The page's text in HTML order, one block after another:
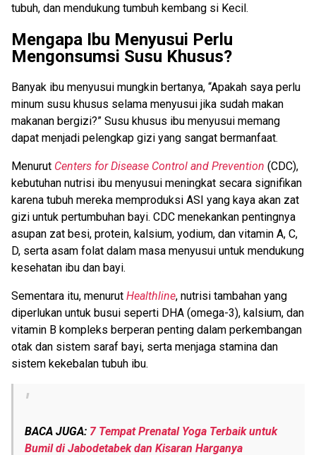
tubuh, dan mendukung tumbuh kembang si Kecil.
Mengapa Ibu Menyusui Perlu
Mengonsumsi Susu Khusus?
Banyak ibu menyusui mungkin bertanya, “Apakah saya perlu
minum susu khusus selama menyusui jika sudah makan
makanan bergizi?” Susu khusus ibu menyusui memang
dapat menjadi pelengkap gizi yang sangat bermanfaat.
Menurut Centers for Disease Control and Prevention (CDC),
kebutuhan nutrisi ibu menyusui meningkat secara signifikan
karena tubuh mereka memproduksi ASI yang kaya akan zat
gizi untuk pertumbuhan bayi. CDC menekankan pentingnya
asupan zat besi, protein, kalsium, yodium, dan vitamin A, C,
D, serta asam folat dalam masa menyusui untuk mendukung
kesehatan ibu dan bayi.
Sementara itu, menurut Healthline, nutrisi tambahan yang
diperlukan untuk busui seperti DHA (omega-3), kalsium, dan
vitamin B kompleks berperan penting dalam perkembangan
otak dan sistem saraf bayi, serta menjaga stamina dan
sistem kekebalan tubuh ibu.
BACA JUGA: 7 Tempat Prenatal Yoga Terbaik untuk
Bumil di Jabodetabek dan Kisaran Harganya